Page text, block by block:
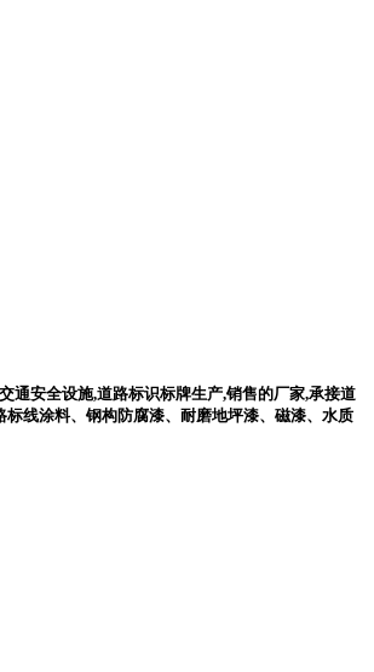
通安全设施,道路标识标牌生产,销售的厂家,承接道
线涂料、钢构防腐漆、耐磨地坪漆、磁漆、水质